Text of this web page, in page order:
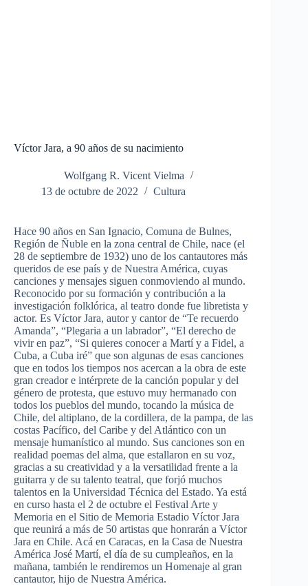
Víctor Jara, a 90 años de su nacimiento
Wolfgang R. Vicent Vielma
13 de octubre de 2022
Cultura
Hace 90 años en San Ignacio, Comuna de Bulnes,
Región de Ñuble en la zona central de Chile, nace (el
28 de septiembre de 1932) uno de los cantautores más
queridos de ese país y de Nuestra América, cuyas
canciones y mensajes siguen conmoviendo al mundo.
Reconocido por su formación y contribución a la
investigación folklórica, al teatro donde fue libretista y
actor. Es Víctor Jara, autor y cantor de “Te recuerdo
Amanda”, “Plegaria a un labrador”, “El derecho de
vivir en paz”, “Si quieres conocer a Martí y a Fidel, a
Cuba, a Cuba iré” que son algunas de esas canciones
que en todos los tiempos nos acercan a la obra de este
gran creador e intérprete de la canción popular y del
género de protesta, que estuvo muy hermanado con
todos los pueblos del mundo, tocando la música de
Chile, del altiplano, de la cordillera, de la pampa, de las
costas Pacífico, del Caribe y del Atlántico con un
mensaje humanístico al mundo. Sus canciones son en
realidad poemas del alma, que estallaron en su voz,
gracias a su creatividad y a la versatilidad frente a la
guitarra y de su talento teatral, que forjó muchos
talentos en la Universidad Técnica del Estado. Ya está
en curso hasta el 2 de octubre el Festival Arte y
Memoria en el Sitio de Memoria Estadio Víctor Jara
que reunirá a más de 50 artistas que honrarán a Víctor
Jara en Chile. Acá en Caracas, en la Casa de Nuestra
América José Martí, el día de su cumpleaños, en la
mañana, también le rendiremos un Homenaje al gran
cantautor, hijo de Nuestra América.